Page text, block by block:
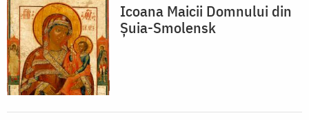
Icoana Maicii Domnului din
Șuia-Smolensk